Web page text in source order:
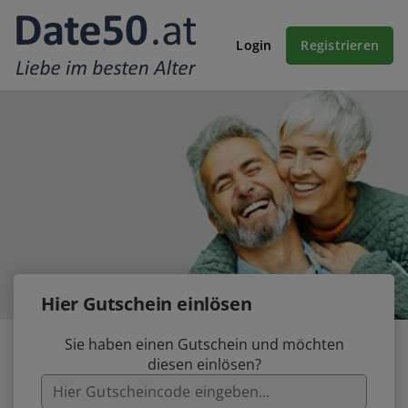
Login Registrieren
Hier Gutschein einlösen
Sie haben einen Gutschein und möchten
diesen einlösen?